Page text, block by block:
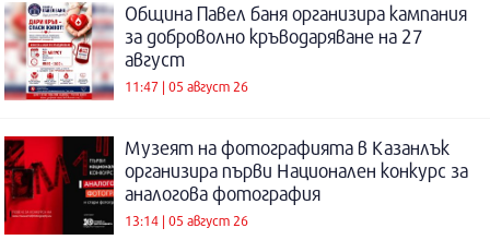
Община Павел баня организира кампания
за доброволно кръводаряване на 27
август
11:47 | 05 август 26
Музеят на фотографията в Казанлък
организира първи Национален конкурс за
аналогова фотография
13:14 | 05 август 26